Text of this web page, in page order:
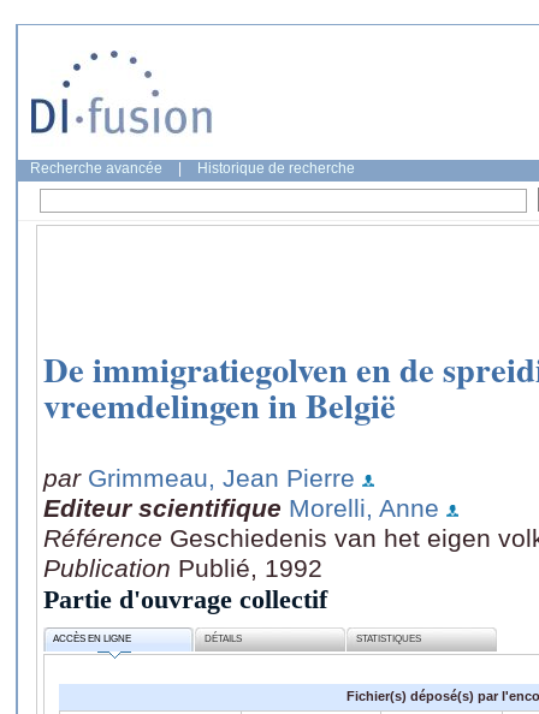
Recherche avancée Historique de recherche
De immigratiegolven en de
vreemdelingen in België
par Grimmeau, Jean Pierre
Editeur scientifique Morelli, Anne
Référence Geschiedenis van het eigen
Publication Publié, 1992
Partie d'ouvrage collectif
ACCÈS EN LIGNE DÉTAILS STATISTIQUES
Fichier(s) déposé(s) par